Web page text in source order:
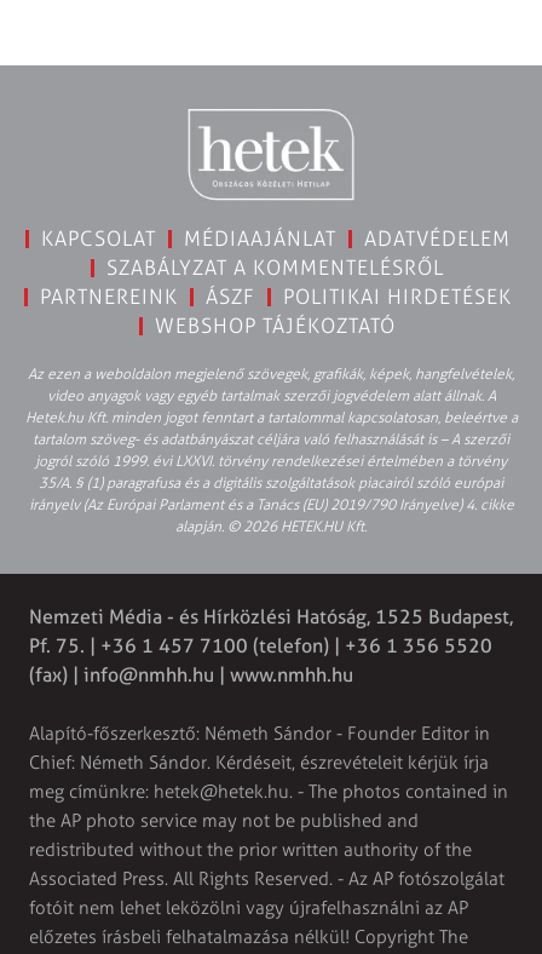
KAPCSOLAT MÉDIAAJÁNLAT
ADATVÉDELEM
SZABÁLYZAT A KOMMENTELÉSRŐL
PARTNEREINK
ÁSZF
POLITIKAI HIRDETÉSEK
WEBSHOP TÁJÉKOZTATÓ
Az ezen a weboldalon megjelenő szövegek, grafikák, képek, hangfelvételek,
video anyagok vagy egyéb tartalmak szerzői jogvédelem alatt állnak. A
Hetek.hu Kft. minden jogot fenntart a tartalommal kapcsolatosan, beleértve a
tartalom szöveg- és adatbányászat céljára való felhasználását is – A szerzői
jogról szóló 1999. évi LXXVI. törvény rendelkezései értelmében a törvény
35/A. § (1) paragrafusa és a digitális szolgáltatások piacairól szóló európai
irányelv (Az Európai Parlament és a Tanács (EU) 2019/790 Irányelve) 4. cikke
alapján. © 2026 HETEK.HU Kft.
Nemzeti Média - és Hírközlési Hatóság, 1525 Budapest,
Pf. 75. | +36 1 457 7100 (telefon) | +36 1 356 5520
(fax) | info@nmhh.hu | www.nmhh.hu
Alapító-főszerkesztő: Németh Sándor - Founder Editor in
Chief: Németh Sándor. Kérdéseit, észrevételeit kérjük írja
meg címünkre: hetek@hetek.hu. - The photos contained in
the AP photo service may not be published and
redistributed without the prior written authority of the
Associated Press. All Rights Reserved. - Az AP fotószolgálat
fotóit nem lehet leközölni vagy újrafelhasználni az AP
előzetes írásbeli felhatalmazása nélkül! Copyright The